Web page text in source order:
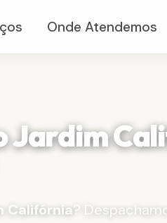
Onde Atendemos
Jardim
Califórnia?